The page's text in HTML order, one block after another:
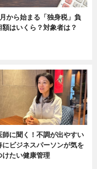
から始まる「独身税」負
額はいくら？対象者は？
師に聞く！不調が出やすい
にビジネスパーソンが気を
けたい健康管理